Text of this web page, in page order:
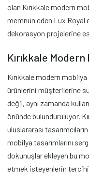
olan Kırıkkale modern
memnun eden Lux Royal
dekorasyon projelerine
Kırıkkale
Kırıkkale modern
ürünlerini müşterilerine
değil, aynı zamanda
önünde bulunduruluyor.
uluslararası
mobilya tasarımlarını
dokunuşlar ekleyen bu
etmek isteyenlerin